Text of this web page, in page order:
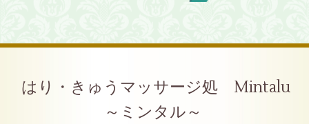
はり・きゅうマッサージ処 Mintalu
～ミンタル～